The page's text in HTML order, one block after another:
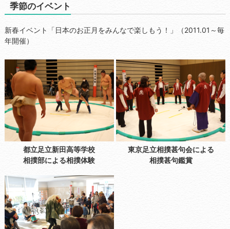
季節のイベント
新春イベント「日本のお正月をみんなで楽しもう！」（2011.01～毎
年開催）
都立足立新田高等学校
相撲部による相撲体験
東京足立相撲甚句会による
相撲甚句鑑賞